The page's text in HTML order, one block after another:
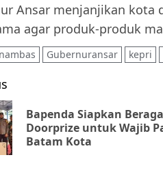
Ansar menjanjikan kota
agar produk-produk
Gubernuransar kepri
Bapenda Siapkan
Doorprize untuk Wajib
Batam Kota